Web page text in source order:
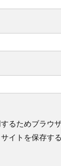
るためブラウ
イトを保存する